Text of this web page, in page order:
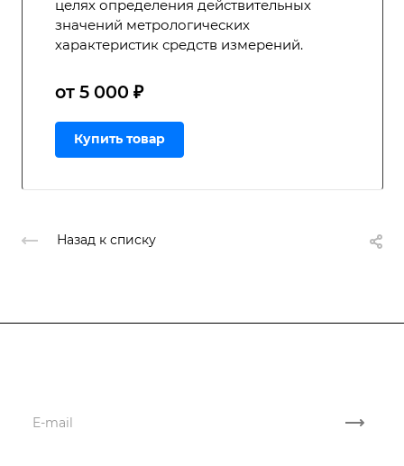
целях определения действительных
значений метрологических
характеристик средств измерений.
от 5 000 ₽
Купить товар
Назад к списку